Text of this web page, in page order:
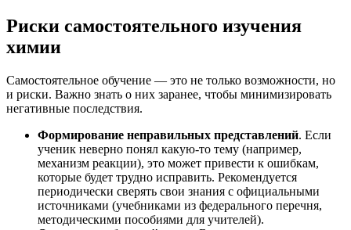
Риски самостоятельного изучения
химии
Самостоятельное обучение — это не только возможности, но
и риски. Важно знать о них заранее, чтобы минимизировать
негативные последствия.
Формирование неправильных представлений. Если
ученик неверно понял какую-то тему (например,
механизм реакции), это может привести к ошибкам,
которые будет трудно исправить. Рекомендуется
периодически сверять свои знания с официальными
источниками (учебниками из федерального перечня,
методическими пособиями для учителей).